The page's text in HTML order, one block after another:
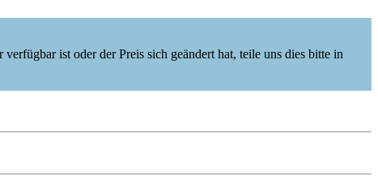
ist oder der Preis sich geändert hat, teile uns dies bitte in